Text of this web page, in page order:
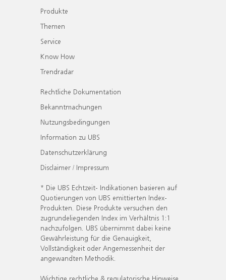
Produkte
Themen
Service
Know How
Trendradar
Rechtliche Dokumentation
Bekanntmachungen
Nutzungsbedingungen
Information zu UBS
Datenschutzerklärung
Disclaimer / Impressum
* Die UBS Echtzeit- Indikationen basieren auf
Quotierungen von UBS emittierten Index-
Produkten. Diese Produkte versuchen den
zugrundeliegenden Index im Verhältnis 1:1
nachzufolgen. UBS übernimmt dabei keine
Gewährleistung für die Genauigkeit,
Vollständigkeit oder Angemessenheit der
angewandten Methodik.